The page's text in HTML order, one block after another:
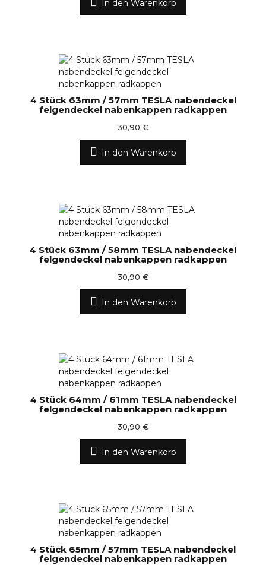
In den Warenkorb
4 Stück 63mm / 57mm TESLA nabendeckel
felgendeckel nabenkappen radkappen
30,90 €
In den Warenkorb
4 Stück 63mm / 58mm TESLA nabendeckel
felgendeckel nabenkappen radkappen
30,90 €
In den Warenkorb
4 Stück 64mm / 61mm TESLA nabendeckel
felgendeckel nabenkappen radkappen
30,90 €
In den Warenkorb
4 Stück 65mm / 57mm TESLA nabendeckel
felgendeckel nabenkappen radkappen